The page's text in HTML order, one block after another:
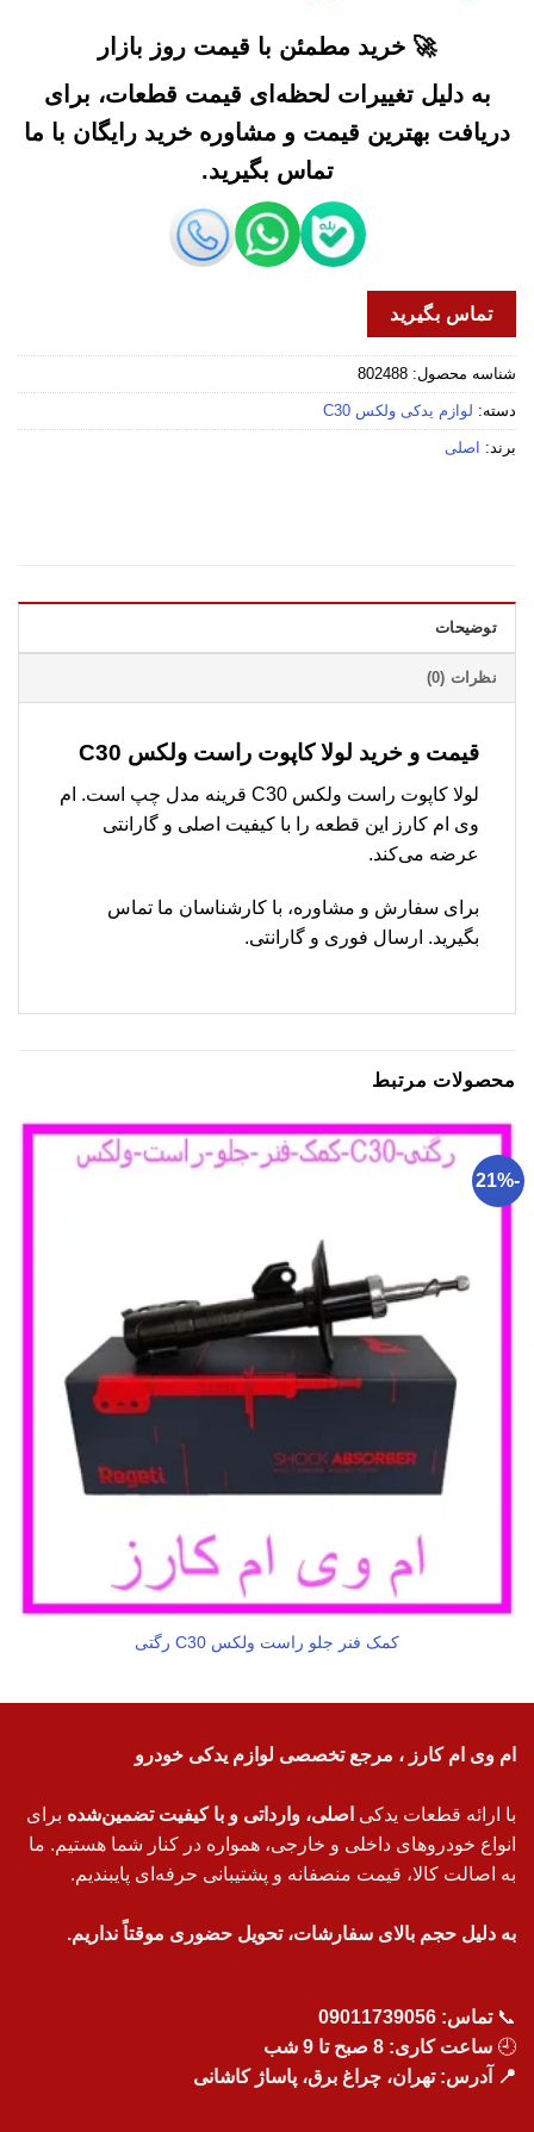
🚀 خرید مطمئن با قیمت روز بازار
به دلیل تغییرات لحظه‌ای قیمت قطعات، برای
دریافت بهترین قیمت و مشاوره خرید رایگان با ما
تماس بگیرید.
تماس بگیرید
شناسه محصول: 802488
دسته: لوازم یدکی ولکس C30
برند: اصلی
توضیحات
نظرات (0)
قیمت و خرید لولا کاپوت راست ولکس C30
لولا کاپوت راست ولکس C30 قرینه مدل چپ است. ام
وی ام کارز این قطعه را با کیفیت اصلی و گارانتی
عرضه می‌کند.
برای سفارش و مشاوره، با کارشناسان ما تماس
بگیرید. ارسال فوری و گارانتی.
محصولات مرتبط
-21%
کمک فنر جلو راست ولکس C30 رگتی
ام وی ام کارز ، مرجع تخصصی لوازم یدکی خودرو
با ارائه قطعات یدکی اصلی، وارداتی و با کیفیت تضمین‌شده برای
انواع خودروهای داخلی و خارجی، همواره در کنار شما هستیم. ما
به اصالت کالا، قیمت منصفانه و پشتیبانی حرفه‌ای پایبندیم.
به دلیل حجم بالای سفارشات، تحویل حضوری موقتاً نداریم.
📞تماس: 09011739056
🕘 ساعت کاری: 8 صبح تا 9 شب
📍 آدرس: تهران، چراغ برق، پاساژ کاشانی